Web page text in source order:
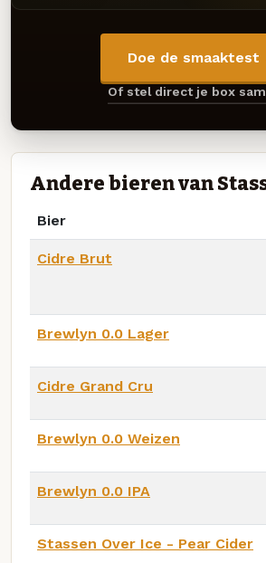
Doe de smaaktest
Of stel direct je box
Andere bieren van
Bier
Cidre Brut
Brewlyn 0.0 Lager
Cidre Grand Cru
Brewlyn 0.0 Weizen
Brewlyn 0.0 IPA
Stassen Over Ice - Pear Cider